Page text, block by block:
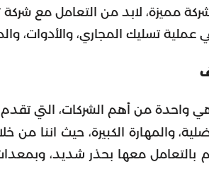
مميزة، لابد من التعامل مع شركة
تسليك المجاري، والأدوات،
واحدة من أهم الشركات، التي تقدم
والمهارة الكبيرة، حيث اننا
بالتعامل معها بحذر شديد،